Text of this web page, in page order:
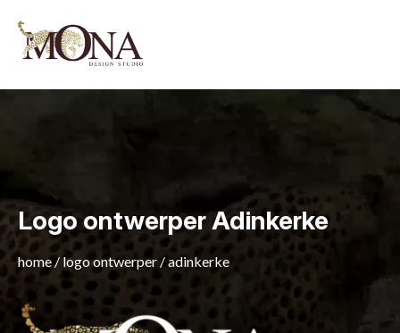
Logo ontwerper Adinkerke
home /logo ontwerper /adinkerke